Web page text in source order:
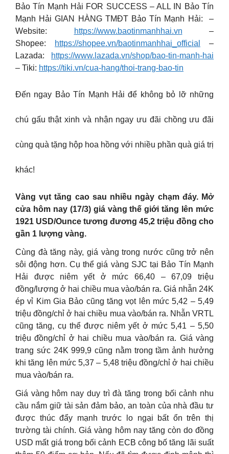
Bảo Tín Mạnh Hải FOR SUCCESS – ALL IN Bảo Tín
Mạnh Hải GIAN HÀNG TMĐT Bảo Tín Mạnh Hải: –
Website:
https://www.baotinmanhhai.vn –
Shopee:
https://shopee.vn/baotinmanhhai_official
–
Lazada:
https://www.lazada.vn/shop/bao-tin-manh-hai
– Tiki: https://tiki.vn/cua-hang/thoi-trang-bao-tin
Đến ngay Bảo Tín Mạnh Hải để không bỏ lỡ những
chú gấu thật xinh và nhận ngay ưu đãi chồng ưu đãi
cùng quà tặng hộp hoa hồng với nhiều phần quà giá trị
khác!
Vàng vụt tăng cao sau nhiều ngày chạm đáy. Mở
cửa hôm nay (17/3) giá vàng thế giới tăng lên mức
1921 USD/Ounce tương đương 45,2 triệu đồng cho
gần 1 lượng vàng.
Cùng đà tăng này, giá vàng trong nước cũng trở nên
sôi động hơn. Cụ thể giá vàng SJC tại Bảo Tín Mạnh
Hải được niêm yết ở mức 66,40 – 67,09 triệu
đồng/lượng ở hai chiều mua vào/bán ra. Giá nhẫn 24K
ép vỉ Kim Gia Bảo cũng tăng vọt lên mức 5,42 – 5,49
triệu đồng/chỉ ở hai chiều mua vào/bán ra. Nhẫn VRTL
cũng tăng, cụ thể được niêm yết ở mức 5,41 – 5,50
triệu đồng/chỉ ở hai chiều mua vào/bán ra. Giá vàng
trang sức 24K 999,9 cũng nằm trong tầm ảnh hưởng
khi tăng lên mức 5,37 – 5,48 triệu đồng/chỉ ở hai chiều
mua vào/bán ra.
Giá vàng hôm nay duy trì đà tăng trong bối cảnh nhu
cầu nắm giữ tài sản đảm bảo, an toàn của nhà đầu tư
được thúc đẩy mạnh trước lo ngại bất ổn trên thị
trường tài chính. Giá vàng hôm nay tăng còn do đồng
USD mất giá trong bối cảnh ECB công bố tăng lãi suất